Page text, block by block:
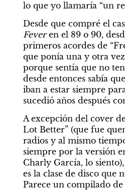
lo que yo llamaría “un
Desde que compré el
Fever en el 89 o 90,
primeros acordes de
que ponía una y otra
porque sentía que no
desde entonces sabía
iban a estar siempre
sucedió años después
A excepción del cover
Lot Better” (que fue
radios y al mismo
siempre por la versión
Charly García, lo siento),
es la clase de disco que
Parece un compilado